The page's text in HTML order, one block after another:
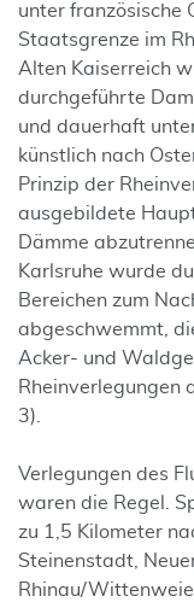
unter französische
Staatsgrenze im
Alten Kaiserreich
durchgeführte
und dauerhaft
künstlich nach
Prinzip der
ausgebildete
Dämme
Karlsruhe wurde
Bereichen zum
abgeschwemmt,
Acker- und
Rheinverlegungen
3).
Verlegungen des
waren die Regel.
zu 1,5 Kilometer
Steinenstadt,
Rhinau/